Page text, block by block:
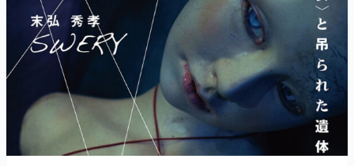
カテゴリ
特集記事
マンガ
アプリレビュー